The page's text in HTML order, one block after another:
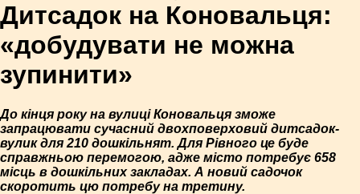
Дитсадок на Коновальця:
«добудувати не можна
зупинити»
До кінця року на вулиці Коновальця зможе
запрацювати сучасний двохповерховий дитсадок-
вулик для 210 дошкільнят. Для Рівного це буде
справжньою перемогою, адже місто потребує 658
місць в дошкільних закладах. А новий садочок
скоротить цю потребу на третину.